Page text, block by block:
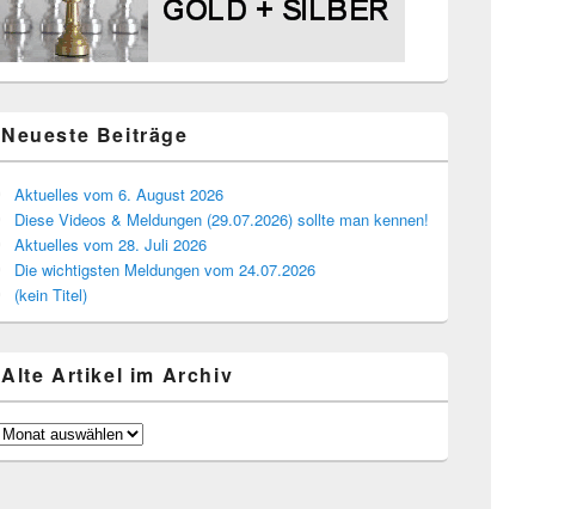
Neueste Beiträge
Aktuelles vom 6. August 2026
Diese Videos & Meldungen (29.07.2026) sollte man kennen!
Aktuelles vom 28. Juli 2026
Die wichtigsten Meldungen vom 24.07.2026
(kein Titel)
Alte Artikel im Archiv
Alte